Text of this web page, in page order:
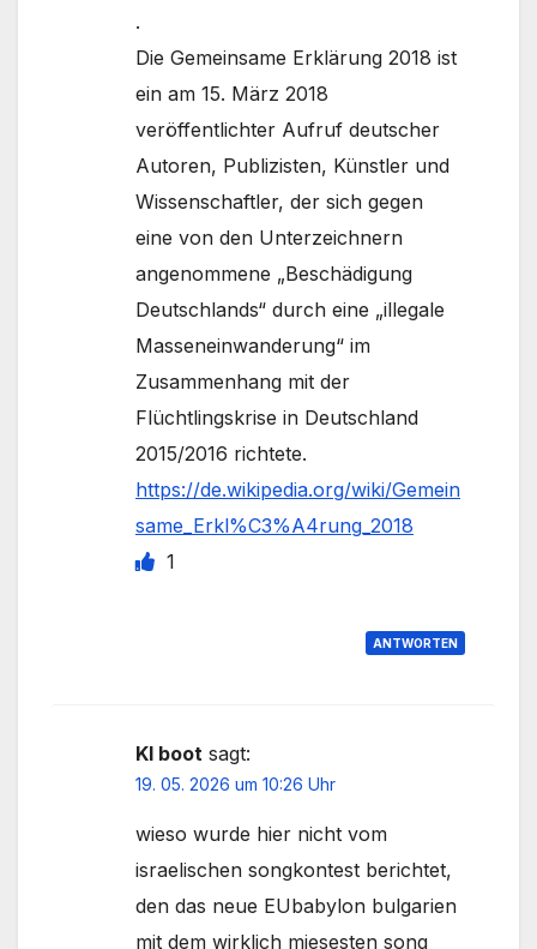
.
Die Gemeinsame Erklärung 2018 ist
ein am 15. März 2018
veröffentlichter Aufruf deutscher
Autoren, Publizisten, Künstler und
Wissenschaftler, der sich gegen
eine von den Unterzeichnern
angenommene „Beschädigung
Deutschlands“ durch eine „illegale
Masseneinwanderung“ im
Zusammenhang mit der
Flüchtlingskrise in Deutschland
2015/2016 richtete.
https://de.wikipedia.org/wiki/Gemein
same_Erkl%C3%A4rung_2018
1
ANTWORTEN
KI boot sagt:
19. 05. 2026 um 10:26 Uhr
wieso wurde hier nicht vom
israelischen songkontest berichtet,
den das neue EUbabylon bulgarien
mit dem wirklich miesesten song